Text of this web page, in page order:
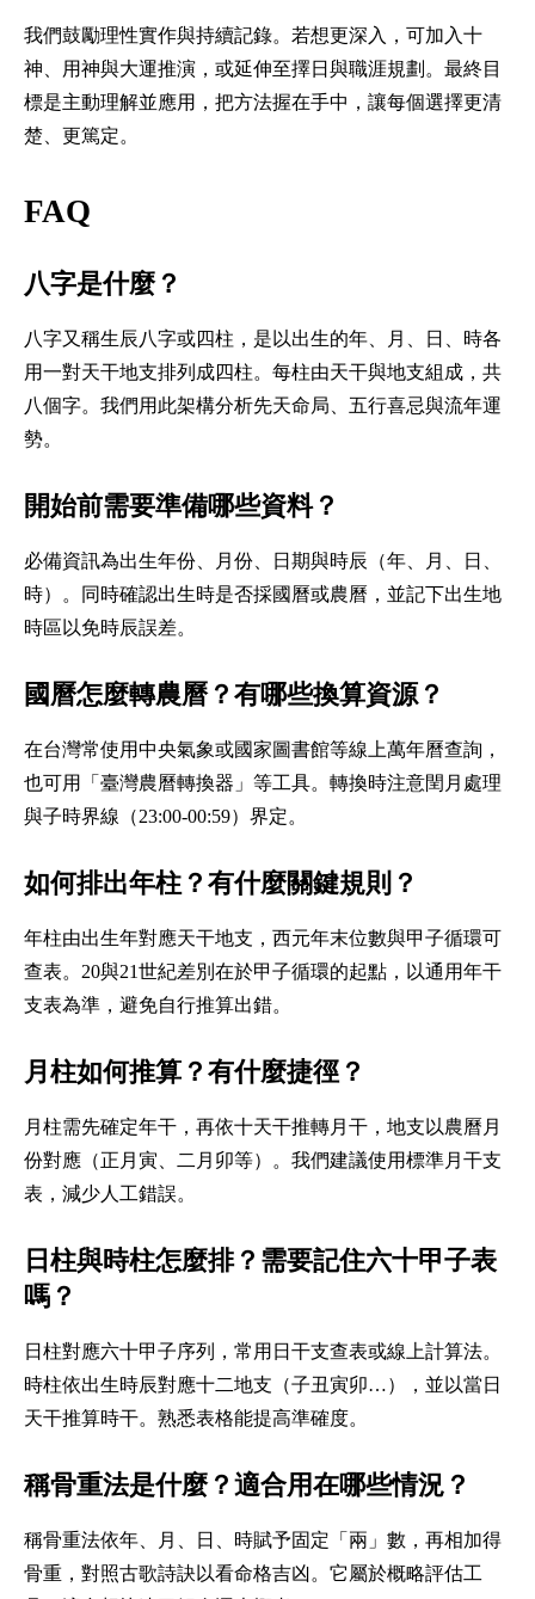
我們鼓勵理性實作與持續記錄。若想更深入，可加入十
神、用神與大運推演，或延伸至擇日與職涯規劃。最終目
標是主動理解並應用，把方法握在手中，讓每個選擇更清
楚、更篤定。
FAQ
八字是什麼？
八字又稱生辰八字或四柱，是以出生的年、月、日、時各
用一對天干地支排列成四柱。每柱由天干與地支組成，共
八個字。我們用此架構分析先天命局、五行喜忌與流年運
勢。
開始前需要準備哪些資料？
必備資訊為出生年份、月份、日期與時辰（年、月、日、
時）。同時確認出生時是否採國曆或農曆，並記下出生地
時區以免時辰誤差。
國曆怎麼轉農曆？有哪些換算資源？
在台灣常使用中央氣象或國家圖書館等線上萬年曆查詢，
也可用「臺灣農曆轉換器」等工具。轉換時注意閏月處理
與子時界線（23:00-00:59）界定。
如何排出年柱？有什麼關鍵規則？
年柱由出生年對應天干地支，西元年末位數與甲子循環可
查表。20與21世紀差別在於甲子循環的起點，以通用年干
支表為準，避免自行推算出錯。
月柱如何推算？有什麼捷徑？
月柱需先確定年干，再依十天干推轉月干，地支以農曆月
份對應（正月寅、二月卯等）。我們建議使用標準月干支
表，減少人工錯誤。
日柱與時柱怎麼排？需要記住六十甲子表
嗎？
日柱對應六十甲子序列，常用日干支查表或線上計算法。
時柱依出生時辰對應十二地支（子丑寅卯…），並以當日
天干推算時干。熟悉表格能提高準確度。
稱骨重法是什麼？適合用在哪些情況？
稱骨重法依年、月、日、時賦予固定「兩」數，再相加得
骨重，對照古歌詩訣以看命格吉凶。它屬於概略評估工